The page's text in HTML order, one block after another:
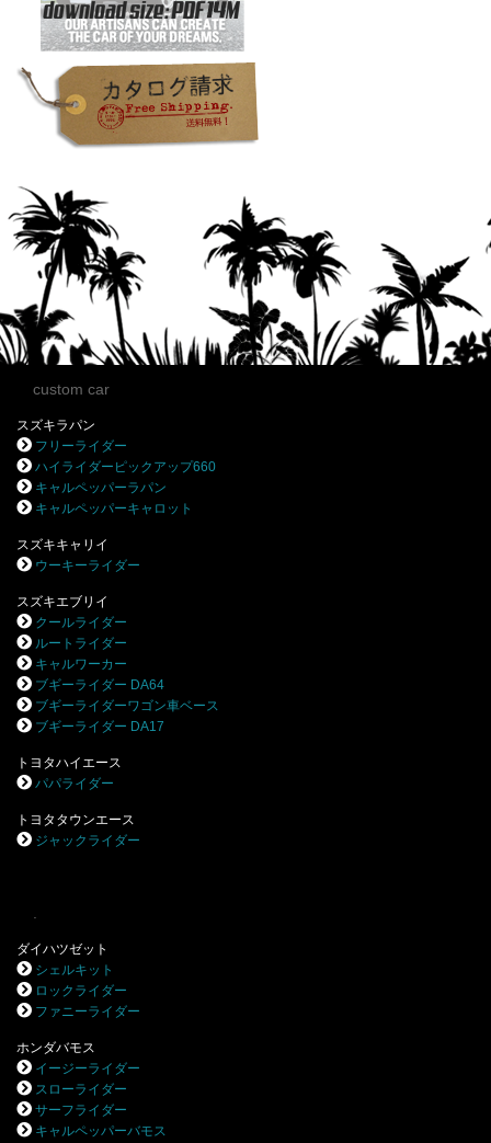
custom car
スズキラパン
フリーライダー
ハイライダーピックアップ660
キャルペッパーラパン
キャルペッパーキャロット
スズキキャリイ
ウーキーライダー
スズキエブリイ
クールライダー
ルートライダー
キャルワーカー
ブギーライダー DA64
ブギーライダーワゴン車ベース
ブギーライダー DA17
トヨタハイエース
パパライダー
トヨタタウンエース
ジャックライダー
ダイハツゼット
シェルキット
ロックライダー
ファニーライダー
ホンダバモス
イージーライダー
スローライダー
サーフライダー
キャルペッパーバモス